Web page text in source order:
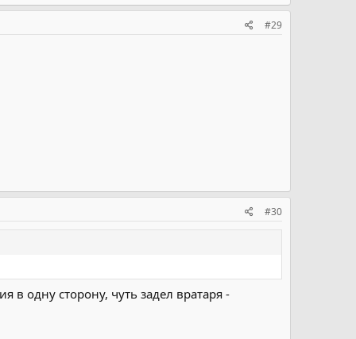
#29
#30
одну сторону, чуть задел вратаря -